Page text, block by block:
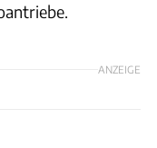
ANZEIGE